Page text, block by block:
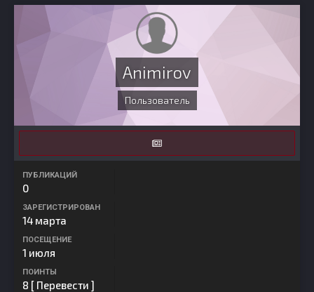
Animirov
Пользователь
ПУБЛИКАЦИЙ
0
ЗАРЕГИСТРИРОВАН
14 марта
ПОСЕЩЕНИЕ
1 июля
ПОИНТЫ
8 [ Перевести ]